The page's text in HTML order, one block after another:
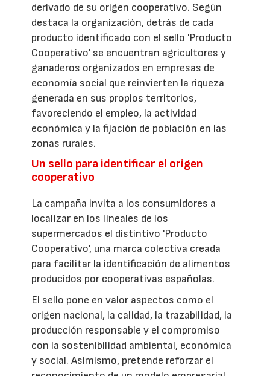
derivado de su origen cooperativo. Según
destaca la organización, detrás de cada
producto identificado con el sello 'Producto
Cooperativo' se encuentran agricultores y
ganaderos organizados en empresas de
economía social que reinvierten la riqueza
generada en sus propios territorios,
favoreciendo el empleo, la actividad
económica y la fijación de población en las
zonas rurales.
Un sello para identificar el origen
cooperativo
La campaña invita a los consumidores a
localizar en los lineales de los
supermercados el distintivo 'Producto
Cooperativo', una marca colectiva creada
para facilitar la identificación de alimentos
producidos por cooperativas españolas.
El sello pone en valor aspectos como el
origen nacional, la calidad, la trazabilidad, la
producción responsable y el compromiso
con la sostenibilidad ambiental, económica
y social. Asimismo, pretende reforzar el